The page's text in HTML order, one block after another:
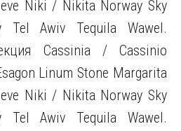
Niki / Nikita Norway Sky
Tel Awiv Tequila Wawel.
Cassinia / Cassinio
Linum Stone Margarita
Niki / Nikita Norway Sky
Tel Awiv Tequila Wawel.